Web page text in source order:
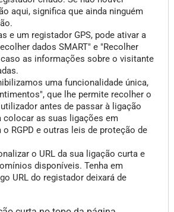
aqui, significa que ainda ninguém
e um registador GPS, pode ativar a
dados SMART" e "Recolher
caso as informações sobre o visitante
uma funcionalidade única,
que lhe permite recolher o
antes de passar à ligação
colocar as suas ligações em
RGPD e outras leis de proteção de
o URL da sua ligação curta e
disponíveis. Tenha em
URL do registador deixará de